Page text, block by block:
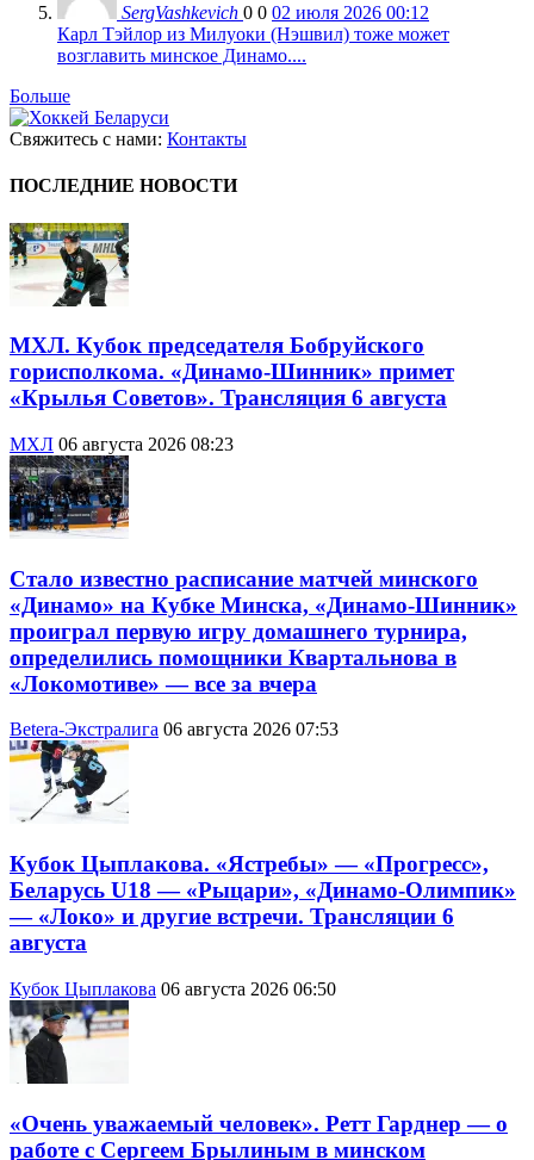
SergVashkevich 0 0 02 июля 2026 00:12
Карл Тэйлор из Милуоки (Нэшвил) тоже может
возглавить минское Динамо....
Больше
Свяжитесь с нами: Контакты
ПОСЛЕДНИЕ НОВОСТИ
МХЛ. Кубок председателя Бобруйского
горисполкома. «Динамо-Шинник» примет
«Крылья Советов». Трансляция 6 августа
МХЛ 06 августа 2026 08:23
Стало известно расписание матчей минского
«Динамо» на Кубке Минска, «Динамо-Шинник»
проиграл первую игру домашнего турнира,
определились помощники Квартальнова в
«Локомотиве» — все за вчера
Betera-Экстралига 06 августа 2026 07:53
Кубок Цыплакова. «Ястребы» — «Прогресс»,
Беларусь U18 — «Рыцари», «Динамо-Олимпик»
— «Локо» и другие встречи. Трансляции 6
августа
Кубок Цыплакова 06 августа 2026 06:50
«Очень уважаемый человек». Ретт Гарднер — о
работе с Сергеем Брылиным в минском